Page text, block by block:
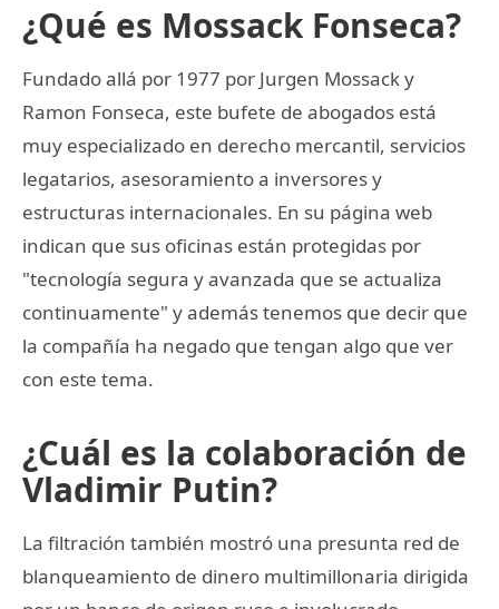
¿Qué es Mossack Fonseca?
Fundado allá por 1977 por Jurgen Mossack y
Ramon Fonseca, este bufete de abogados está
muy especializado en derecho mercantil, servicios
legatarios, asesoramiento a inversores y
estructuras internacionales. En su página web
indican que sus oficinas están protegidas por
"tecnología segura y avanzada que se actualiza
continuamente" y además tenemos que decir que
la compañía ha negado que tengan algo que ver
con este tema.
¿Cuál es la colaboración de
Vladimir Putin?
La filtración también mostró una presunta red de
blanqueamiento de dinero multimillonaria dirigida